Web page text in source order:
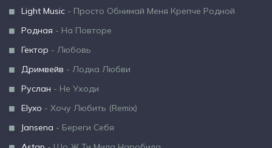
Light Music - Просто Обнимай Меня Крепче Родной
Родная - На Повторе
Гектор - Любовь
Дримвейв - Лодка Любви
Руслан - Не Уходи
Elyxo - Хочу Любить (Remix)
Jansena - Береги Себя